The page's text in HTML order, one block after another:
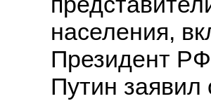
населения,
Президент
Путин заявил